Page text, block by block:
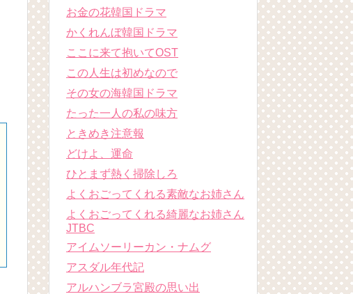
お金の花韓国ドラマ
かくれんぼ韓国ドラマ
ここに来て抱いてOST
この人生は初めなので
その女の海韓国ドラマ
たった一人の私の味方
ときめき注意報
どけよ、運命
ひとまず熱く掃除しろ
よくおごってくれる素敵なお姉さん
よくおごってくれる綺麗なお姉さん
JTBC
アイムソーリーカン・ナムグ
アスダル年代記
アルハンブラ宮殿の思い出